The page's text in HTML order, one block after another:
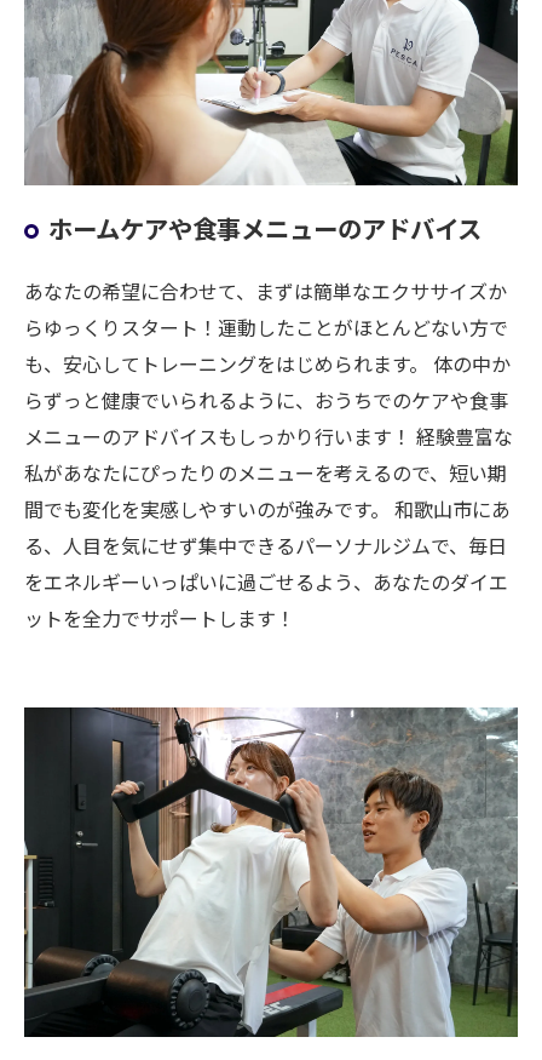
ホームケアや食事メニューのアドバイス
あなたの希望に合わせて、まずは簡単なエクササイズか
らゆっくりスタート！運動したことがほとんどない方で
も、安心してトレーニングをはじめられます。 体の中か
らずっと健康でいられるように、おうちでのケアや食事
メニューのアドバイスもしっかり行います！ 経験豊富な
私があなたにぴったりのメニューを考えるので、短い期
間でも変化を実感しやすいのが強みです。 和歌山市にあ
る、人目を気にせず集中できるパーソナルジムで、毎日
をエネルギーいっぱいに過ごせるよう、あなたのダイエ
ットを全力でサポートします！